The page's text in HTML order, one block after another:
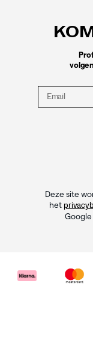
Deze site
het
Google